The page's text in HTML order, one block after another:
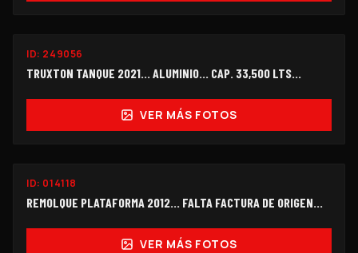
ID: 249056
TRUXTON TANQUE 2021... ALUMINIO... CAP. 33,500 LTS...
VER MÁS FOTOS
ID: 014118
REMOLQUE PLATAFORMA 2012... FALTA FACTURA DE ORIGEN...
VER MÁS FOTOS